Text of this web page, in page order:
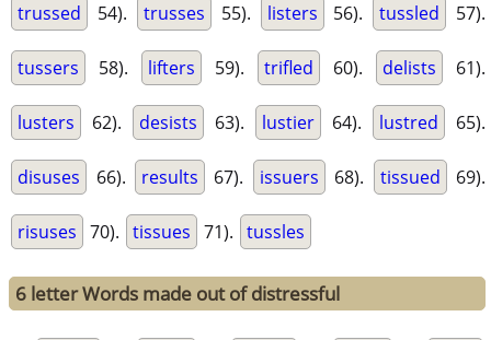
trussed 54). trusses 55). listers 56). tussled 57).
tussers 58). lifters 59). trifled 60). delists 61).
lusters 62). desists 63). lustier 64). lustred 65).
disuses 66). results 67). issuers 68). tissued 69).
risuses 70). tissues 71). tussles
6 letter Words made out of distressful